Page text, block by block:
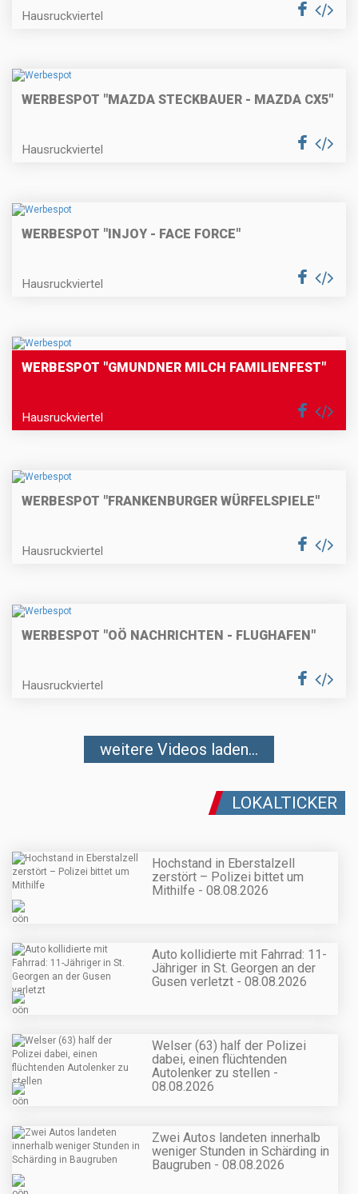
Hausruckviertel
WERBESPOT "MAZDA STECKBAUER - MAZDA CX5"
Hausruckviertel
WERBESPOT "INJOY - FACE FORCE"
Hausruckviertel
WERBESPOT "GMUNDNER MILCH FAMILIENFEST"
Hausruckviertel
WERBESPOT "FRANKENBURGER WÜRFELSPIELE"
Hausruckviertel
WERBESPOT "OÖ NACHRICHTEN - FLUGHAFEN"
Hausruckviertel
weitere Videos laden...
LOKALTICKER
Hochstand in Eberstalzell
zerstört – Polizei bittet um
Mithilfe - 08.08.2026
Auto kollidierte mit Fahrrad: 11-
Jähriger in St. Georgen an der
Gusen verletzt - 08.08.2026
Welser (63) half der Polizei
dabei, einen flüchtenden
Autolenker zu stellen -
08.08.2026
Zwei Autos landeten innerhalb
weniger Stunden in Schärding in
Baugruben - 08.08.2026